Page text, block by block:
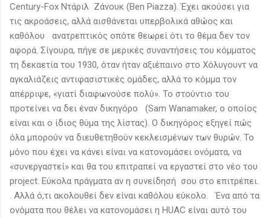
Century-Fox Ντάριλ Ζάνουκ (Ben Piazza). Έχει ακούσει για
τις ακροάσεις, αλλά αισθάνεται υπερβολικά αθώος και
καθόλου ανατρεπτικός οπότε θεωρεί ότι το θέμα δεν τον
αφορά. Σίγουρα, πήγε σε μερικές συναντήσεις του κόμματος
τη δεκαετία του 1930, όταν ήταν αξιέπαινο στο Χόλυγουντ να
αγκαλιάζεις αντιφασιστικές ομάδες, αλλά το κόμμα τον
απέρριψε, «γιατί διαφωνούσε πολύ». Το στούντιο του
προτείνει να δει έναν δικηγόρο (Sam Wanamaker, ο οποίος
είναι και ο ίδιος θύμα της λίστας). Ο δικηγόρος εξηγεί πώς
όλα μπορούν να διευθετηθούν κεκλεισμένων των θυρών. Το
μόνο που έχει να κάνει είναι να κατονομάσει ονόματα, να
«συνεργαστεί» και θα του επιτραπεί να εργαστεί στο νέο του
project. Εύκολα πράγματα αν η συνείδησή σου στο επιτρέπει.
. Αλλά ό,τι ακολουθεί δεν είναι καθόλου εύκολο. Ένα από τα
ονόματα που θέλει να κατονομάσει η HUAC είναι αυτό του